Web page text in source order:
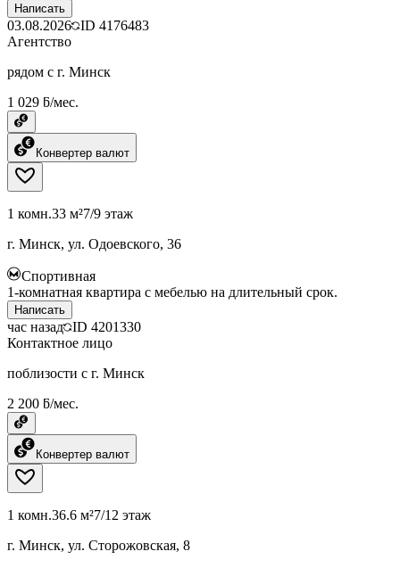
Написать
03.08.2026 ID 4176483
Агентство
рядом с г. Минск
1 029 ƃ/мес.
Конвертер валют
1 комн.33 м²7/9 этаж
г. Минск, ул. Одоевского, 36
Спортивная
1-комнатная квартира с мебелью на длительный срок.
Написать
час назад ID 4201330
Контактное лицо
поблизости с г. Минск
2 200 ƃ/мес.
Конвертер валют
1 комн.36.6 м²7/12 этаж
г. Минск, ул. Сторожовская, 8